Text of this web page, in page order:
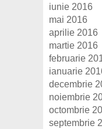
iunie 2016
mai 2016
aprilie 2016
martie 2016
februarie
ianuarie
decembrie
noiembrie
octombrie
septembrie